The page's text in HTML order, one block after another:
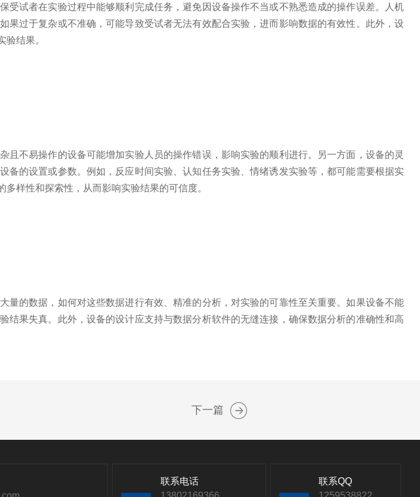
试者在实验过程中能够顺利完成任务，避免因设备操作不当或不熟悉造成的操作误差。人机
过于复杂或不准确，可能导致受试者无法有效配合实验，进而影响数据的有效性。此外，设
结果。
不易操作的设备可能增加实验人员的操作错误，影响实验的顺利进行。另一方面，设备的灵
的设置或参数。例如，反应时间实验、认知任务实验、情绪诱发实验等，都可能需要根据实
样性和探索性，从而影响实验结果的可信度。
的数据，如何对这些数据进行有效、精准的分析，对实验的可靠性至关重要。如果设备不能
果失真。此外，设备的设计应支持与数据分析软件的无缝连接，确保数据分析的准确性和高
下一篇
联系电话
联系QQ